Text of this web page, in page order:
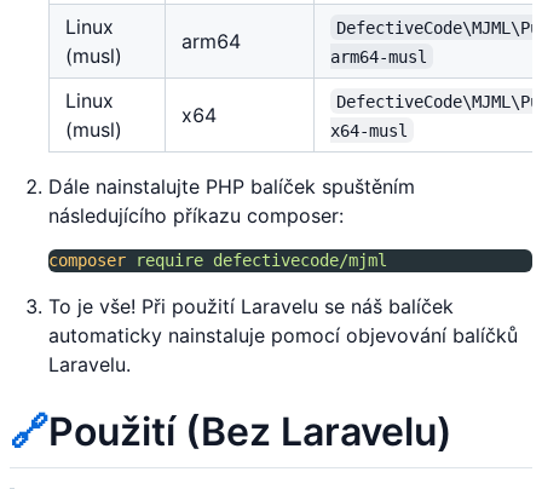
Linux
(musl)
arm64
arm64-musl
Linux
(musl)
x64
x64-musl
Dále nainstalujte PHP balíček spuštěním
následujícího příkazu composer:
composer require defectivecode/mjml
To je vše! Při použití Laravelu se náš balíček
automaticky nainstaluje pomocí objevování balíčků
Laravelu.
🔗Použití (Bez Laravelu)